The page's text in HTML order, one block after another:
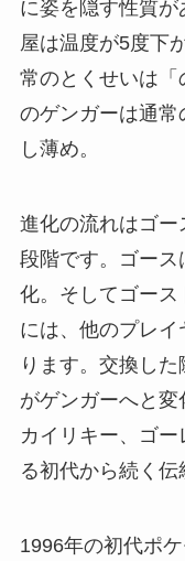
に姿を隠す性質
屋は温度が5度下
常のとくせいは
のゲンガーは通
し薄め。
進化の流れはゴ
段階です。ゴース
化。そしてゴー
には、他のプレ
ります。交換し
がゲンガーへと変
カイリキー、ゴ
る初代から続く伝
1996年の初代ポ